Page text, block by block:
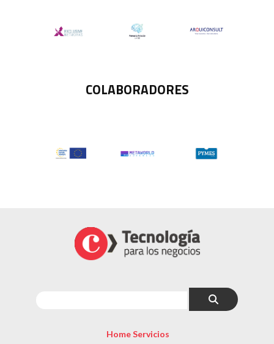
COLABORADORES
Home Servicios